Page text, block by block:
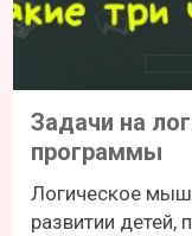
Задачи на
программы
Логическое
развитии детей,